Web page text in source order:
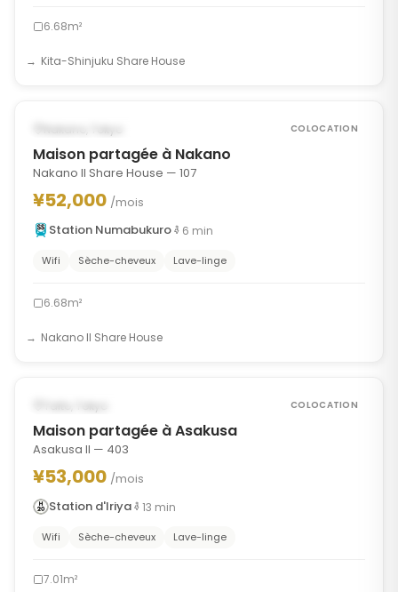
6.68m²
Kita-Shinjuku Share House
Nakano, Tokyo COLOCATION
Maison partagée à Nakano
Nakano II Share House — 107
¥52,000 /mois
Station Numabukuro
6 min
Wifi Sèche-cheveux Lave-linge
6.68m²
Nakano II Share House
Taito, Tokyo COLOCATION
Maison partagée à Asakusa
Asakusa II — 403
¥53,000 /mois
Station d'Iriya
13 min
Wifi Sèche-cheveux Lave-linge
7.01m²